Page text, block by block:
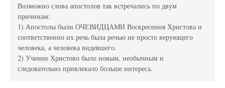
Возможно слова апостолов так встречались по двум
причинам:
1) Апостолы были ОЧЕВИДЦАМИ Воскресения Христова и
соответственно их речь была речью не просто верующего
человека, а человека видевшего.
2) Учение Христово было новым, необычным и
следовательно привлекало больше интереса.